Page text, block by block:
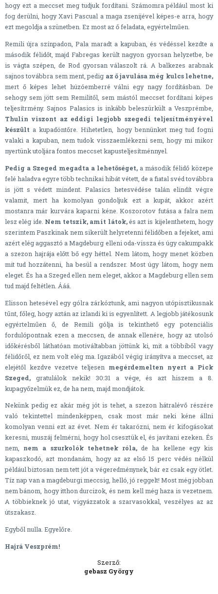
hogy ezt a meccset meg tudjuk fordítani. Számomra például most ki
fog derülni, hogy Xavi Pascual a maga zsenijével képes-e arra, hogy
ezt megoldja a szünetben. Ez most az ő feladata, egyértelműen.
Remili újra színpadon, Pala maradt a kapuban, és védéssel kezdte a
második félidőt, majd Fabregas került nagyon gyorsan helyzetbe, be
is vágta szépen, de Rod gyorsan válaszolt rá. A balkezes arabnak
sajnos továbbra sem ment, pedig az ő javulása még kulcs lehetne,
mert ő képes lehet húzóemberré válni egy nagy fordításban. De
sehogy sem jött sem Remilitől, sem mástól meccset fordítani képes
teljesítrmény. Sajnos Palasics is inkább beleszürkült a Veszprémbe,
Thulin viszont az eddigi legjobb szegedi teljesítményével
készült a kupadöntőre. Hihetetlen, hogy bennünket meg tud fogni
valaki a kapuban, nem tudok visszaemlékezni sem, hogy mi mikor
nyertünk utoljára fontos meccset kapusteljesítménnyel.
Pedig a Szeged megadta a lehetőséget, a második félidő közepe
felé haladva egyre több technikai hibát vétett, de a fiatal svéd továbbra
is jött s védett mindent. Palasics hetesvédése talán elindít végre
valamit, mert ha komolyan gondoljuk ezt a kupát, akkor azért
mostanra már kurvára kaparni kéne. Koszorotov futása a falra nem
lesz elég ide. Nem tetszik, amit látok,és azt is kijelenthetem, hogy
szerintem Paszkinak nem sikerült helyretenni félidőben a fejeket, ami
azért elég aggasztó a Magdeburg elleni oda-vissza és úgy cakumpakk
a szezon hajrája előtt bő egy héttel. Nem látom, hogy menet közben
mit tud hozzátenni, ha besül a rendszer. Most úgy látom, hogy nem
eleget. És ha a Szeged ellen nem eleget, akkor a Magdeburg ellen sem
tud majd feltétlen. Ááá.
Elisson hetesével egy gólra zárkóztunk, ami nagyon utópisztikusnak
tűnt, főleg, hogy aztán az izlandi ki is egyenlített. A legjobb játékosunk
egyértelműen ő, de Remili gólja is tekinthető egy potenciális
fordulópontnak ezen a meccsen, de annak ellenére, hogy az utolsó
időkérésből láthatóan motiváltabban jöttünk ki, mit a többiből vagy
félidőről, ez nem volt elég ma. Igazából végig irányítva a meccset, az
elejétől kezdve vezetve teljesen megérdemelten nyert a Pick
Szeged, gratulálok nekik! 30:31 a vége, és azt hiszem a 8.
kupagyőzelmük ez, de ha nem, majd mondjátok.
Nekünk pedig ez akár még jót is tehet, a szezon hátralévő részére
való tekintettel mindenképpen, csak most már neki kéne állni
komolyan venni ezt az évet. Nem ér takarózni, nem ér kifogásokat
keresni, muszáj felmérni, hogy hol csesztük el, és javítani ezeken. És
nem, nem a szurkolók tehetnek róla, de ha kellene egy kis
kapaszkodó, azt mondanám, hogy az az első 15 perc védés nélkül
például biztosan nem tett jót a végeredménynek, bár ez csak egy ötlet.
Tíz nap van a magdeburgi meccsig, helló, jó reggelt! Most még jobban
nem bánom, hogy itthon durcizok, és nem kell még haza is vezetnem.
A többieknek jó utat, vigyázzatok a szarvasokkal, veszélyes az az
útszakasz.
Egyből nulla. Egyelőre.
Hajrá Veszprém!
Szerző:
gebasz György